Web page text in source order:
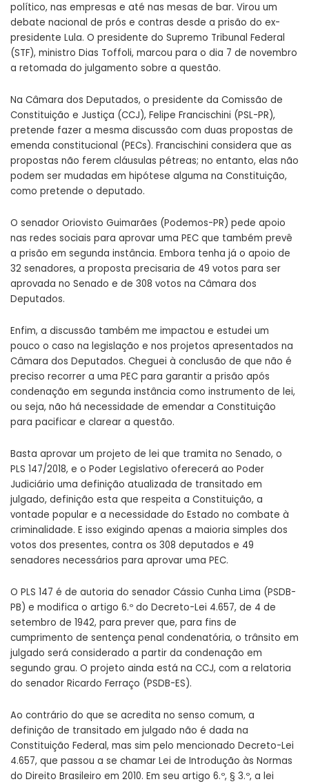
político, nas empresas e até nas mesas de bar. Virou um
debate nacional de prós e contras desde a prisão do ex-
presidente Lula. O presidente do Supremo Tribunal Federal
(STF), ministro Dias Toffoli, marcou para o dia 7 de novembro
a retomada do julgamento sobre a questão.
Na Câmara dos Deputados, o presidente da Comissão de
Constituição e Justiça (CCJ), Felipe Francischini (PSL-PR),
pretende fazer a mesma discussão com duas propostas de
emenda constitucional (PECs). Francischini considera que as
propostas não ferem cláusulas pétreas; no entanto, elas não
podem ser mudadas em hipótese alguma na Constituição,
como pretende o deputado.
O senador Oriovisto Guimarães (Podemos-PR) pede apoio
nas redes sociais para aprovar uma PEC que também prevê
a prisão em segunda instância. Embora tenha já o apoio de
32 senadores, a proposta precisaria de 49 votos para ser
aprovada no Senado e de 308 votos na Câmara dos
Deputados.
Enfim, a discussão também me impactou e estudei um
pouco o caso na legislação e nos projetos apresentados na
Câmara dos Deputados. Cheguei à conclusão de que não é
preciso recorrer a uma PEC para garantir a prisão após
condenação em segunda instância como instrumento de lei,
ou seja, não há necessidade de emendar a Constituição
para pacificar e clarear a questão.
Basta aprovar um projeto de lei que tramita no Senado, o
PLS 147/2018, e o Poder Legislativo oferecerá ao Poder
Judiciário uma definição atualizada de transitado em
julgado, definição esta que respeita a Constituição, a
vontade popular e a necessidade do Estado no combate à
criminalidade. E isso exigindo apenas a maioria simples dos
votos dos presentes, contra os 308 deputados e 49
senadores necessários para aprovar uma PEC.
O PLS 147 é de autoria do senador Cássio Cunha Lima (PSDB-
PB) e modifica o artigo 6.º do Decreto-Lei 4.657, de 4 de
setembro de 1942, para prever que, para fins de
cumprimento de sentença penal condenatória, o trânsito em
julgado será considerado a partir da condenação em
segundo grau. O projeto ainda está na CCJ, com a relatoria
do senador Ricardo Ferraço (PSDB-ES).
Ao contrário do que se acredita no senso comum, a
definição de transitado em julgado não é dada na
Constituição Federal, mas sim pelo mencionado Decreto-Lei
4.657, que passou a se chamar Lei de Introdução às Normas
do Direito Brasileiro em 2010. Em seu artigo 6.º, § 3.º, a lei